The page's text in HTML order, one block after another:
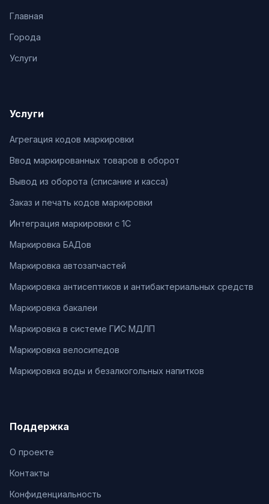
Главная
Города
Услуги
Услуги
Агрегация кодов маркировки
Ввод маркированных товаров в оборот
Вывод из оборота (списание и касса)
Заказ и печать кодов маркировки
Интеграция маркировки с 1С
Маркировка БАДов
Маркировка автозапчастей
Маркировка антисептиков и антибактериальных средств
Маркировка бакалеи
Маркировка в системе ГИС МДЛП
Маркировка велосипедов
Маркировка воды и безалкогольных напитков
Поддержка
О проекте
Контакты
Конфиденциальность